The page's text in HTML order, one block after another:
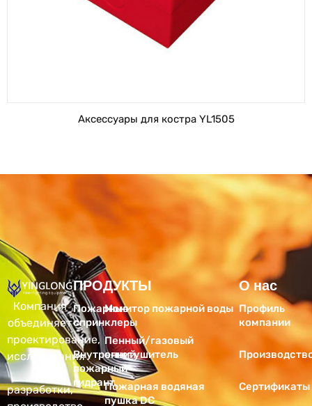
Аксессуары для костра YL1505
Компания
объединяет
проектирование,
исследования
разработки,
ПРОДУКТЫ
Пожарные
спринклеры
Внутренний
пожарный
гидрант
Продукция
Монитор пожарной воды
Пенный/газовый
огнетушитель
Пожарная водяная
пушка DC
О нас
Профиль
компании
Сертификаты